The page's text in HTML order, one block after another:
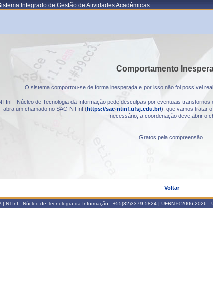
Integrado de Gestão de Atividades Acadêmicas
Comportamento
O sistema comportou-se de forma inesperada e por isso não foi possível
- Núcleo de Tecnologia da Informação pede desculpas por eventuais
abra um chamado no SAC-NTInf (https://sac-ntinf.ufsj.edu.br/), que vamos tratar
necessário, a coordenação deve abrir o
Gratos pela compreensão.
Voltar
| NTInf - Núcleo de Tecnologia da Informação - +55(32)3379-5824 | UFRN © 2006-2026 -